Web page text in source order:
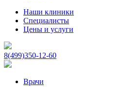
Наши клиники
Специалисты
Цены и услуги
8(499)350-12-60
Врачи